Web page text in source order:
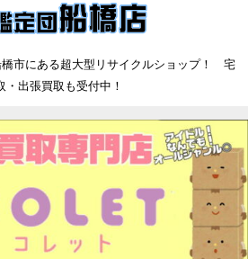
市にある超大型リサイクルショップ！ 宅
・出張買取も受付中！